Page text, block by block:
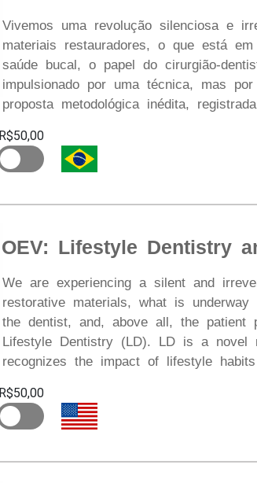
Vivemos uma revolução silenciosa e
materiais restauradores, o que está
saúde bucal, o papel do cirurgião-
impulsionado por uma técnica, mas
proposta metodológica inédita,
R$50,00
OEV: Lifestyle Dentistry
We are experiencing a silent and
restorative materials, what is
the dentist, and, above all, the
Lifestyle Dentistry (LD). LD is a novel
recognizes the impact of lifestyle
R$50,00